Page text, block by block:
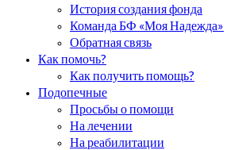
История создания фонда
Команда БФ «Моя Надежда»
Обратная связь
Как помочь?
Как получить помощь?
Подопечные
Просьбы о помощи
На лечении
На реабилитации